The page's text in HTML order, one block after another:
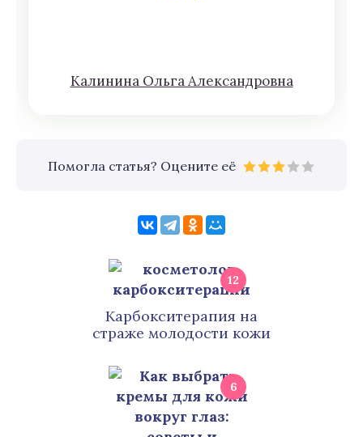
Кaлининa Oльгa Aлексaндровна
Помогла статья? Оцените её
12
Карбокситерапия на
страже молодости кожи
6